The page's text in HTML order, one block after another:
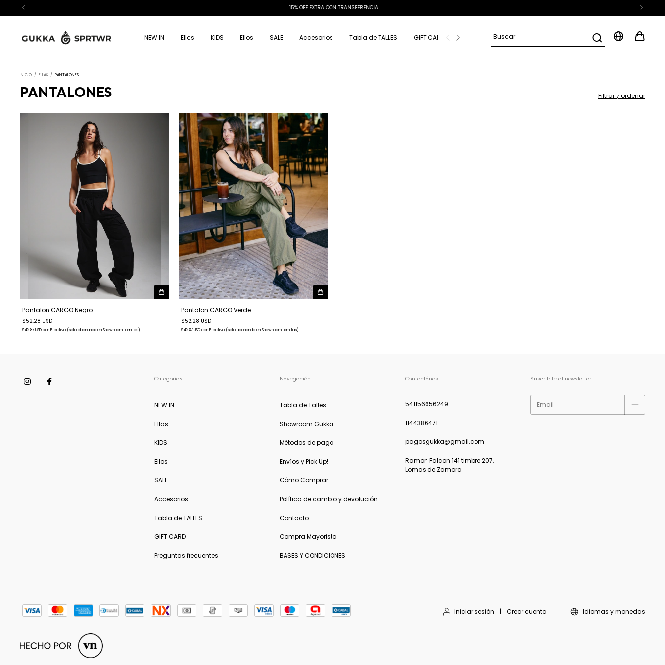
15% OFF EXTRA CON TRANSFERENCIA
NEW IN Ellas KIDS Ellos SALE Accesorios Tabla de TALLES GIFT CARD Preguntas frecuentes
INICIO / ELLAS / PANTALONES
PANTALONES Filtrar y ordenar
Pantalon CARGO Negro
$52.28 USD
$42.87 USDconEfectivo (solo abonando en Showroom Lomitas)
Pantalon CARGO Verde
$52.28 USD
$42.87 USDconEfectivo (solo abonando en Showroom Lomitas)
Categorías
NEW IN
Ellas
KIDS
Ellos
SALE
Accesorios
Tabla de TALLES
GIFT CARD
Preguntas frecuentes
Navegación
Tabla de Talles
Showroom Gukka
Métodos de pago
Envíos y Pick Up!
Cómo Comprar
Política de cambio y devolución
Contacto
Compra Mayorista
BASES Y CONDICIONES
Contactános
541156656249
1144386471
pagosgukka@gmail.com
Ramon Falcon 141 timbre 207,
Lomas de Zamora
Suscribite al newsletter
Iniciar sesión | Crear cuenta Idiomas y monedas